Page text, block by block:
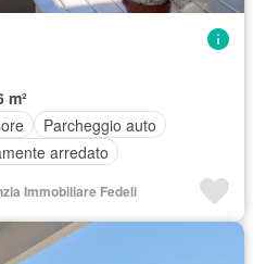
m²
Parcheggio auto
arredato
Immobiliare Fedeli